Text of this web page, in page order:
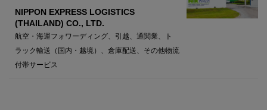
NIPPON EXPRESS LOGISTICS
(THAILAND) CO., LTD.
航空・海運フォワーディング、引越、通関業、ト
ラック輸送（国内・越境）、倉庫配送、その他物流
付帯サービス